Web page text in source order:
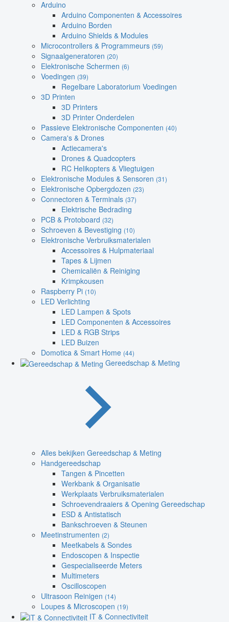
Arduino
Arduino Componenten & Accessoires
Arduino Borden
Arduino Shields & Modules
Microcontrollers & Programmeurs (59)
Signaalgeneratoren (20)
Elektronische Schermen (6)
Voedingen (39)
Regelbare Laboratorium Voedingen
3D Printen
3D Printers
3D Printer Onderdelen
Passieve Elektronische Componenten (40)
Camera's & Drones
Actiecamera's
Drones & Quadcopters
RC Helikopters & Vliegtuigen
Elektronische Modules & Sensoren (31)
Elektronische Opbergdozen (23)
Connectoren & Terminals (37)
Elektrische Bedrading
PCB & Protoboard (32)
Schroeven & Bevestiging (10)
Elektronische Verbruiksmaterialen
Accessoires & Hulpmateriaal
Tapes & Lijmen
Chemicaliën & Reiniging
Krimpkousen
Raspberry Pi (10)
LED Verlichting
LED Lampen & Spots
LED Componenten & Accessoires
LED & RGB Strips
LED Buizen
Domotica & Smart Home (44)
Gereedschap & Meting
Alles bekijken Gereedschap & Meting
Handgereedschap
Tangen & Pincetten
Werkbank & Organisatie
Werkplaats Verbruiksmaterialen
Schroevendraaiers & Opening Gereedschap
ESD & Antistatisch
Bankschroeven & Steunen
Meetinstrumenten (2)
Meetkabels & Sondes
Endoscopen & Inspectie
Gespecialiseerde Meters
Multimeters
Oscilloscopen
Ultrasoon Reinigen (14)
Loupes & Microscopen (19)
IT & Connectiviteit